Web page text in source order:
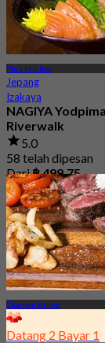
Phra Nakhon
Jepang
Izakaya
NAGIYA
Riverwalk
5.0
58 telah dipesan
Dari฿ 499.75
Charoen Krung
Datang 2 Bayar 1